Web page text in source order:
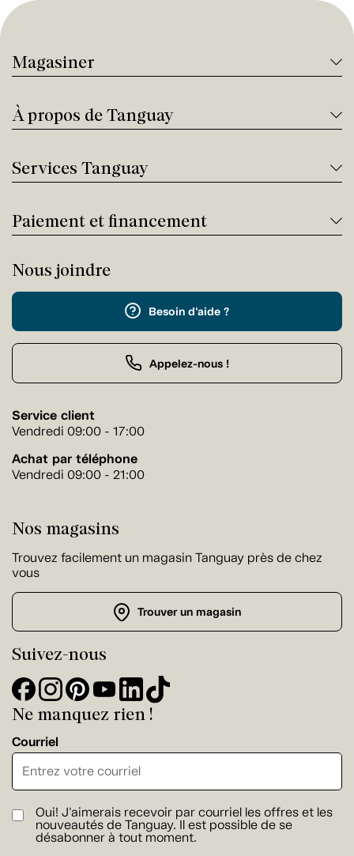
Magasiner
À propos de Tanguay
Services Tanguay
Paiement et financement
Nous joindre
Besoin d'aide ?
Appelez-nous !
Service client
Vendredi 09:00 - 17:00
Achat par téléphone
Vendredi 09:00 - 21:00
Nos magasins
Trouvez facilement un magasin Tanguay près de chez
vous
Trouver un magasin
Suivez-nous
Ne manquez rien !
Courriel
Oui! J'aimerais recevoir par courriel les offres et les
nouveautés de Tanguay. Il est possible de se
désabonner à tout moment.